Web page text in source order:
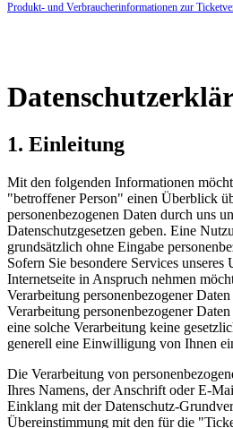
Produkt- und Verbraucherinformationen zur
1. Einleitung
Mit den folgenden Informationen
"betroffener Person" einen Überblick
personenbezogenen Daten durch uns
Datenschutzgesetzen geben. Eine
grundsätzlich ohne Eingabe
Sofern Sie besondere Services unseres
Internetseite in Anspruch nehmen
Verarbeitung personenbezogener
Verarbeitung personenbezogener
eine solche Verarbeitung keine
generell eine Einwilligung von Ihnen
Die Verarbeitung von
Ihres Namens, der Anschrift oder E-
Einklang mit der Datenschutz-
Übereinstimmung mit den für die